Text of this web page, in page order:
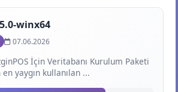
winx64
07.06.2026
İçin Veritabanı Kurulum Paketi
en yaygın kullanılan ...